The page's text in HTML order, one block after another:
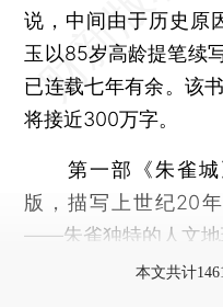
说，中间由于历史原
玉以85岁高龄提笔续
已连载七年有余。该
将接近300万字。
第一部《朱雀城
版，描写上世纪20
——朱雀独特的人文地
本文共计